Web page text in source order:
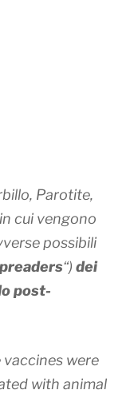
Parotite,
cui vengono
possibili
“) dei
post-
vaccines were
with animal